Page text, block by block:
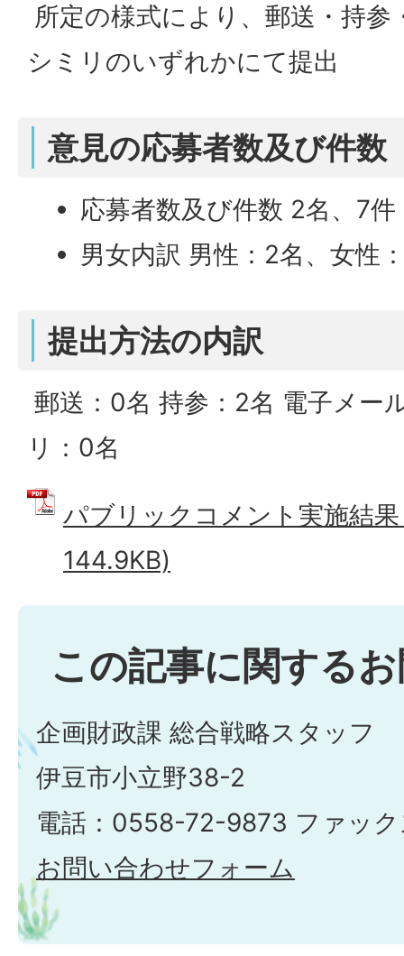
所定の様式により、郵送・持
シミリのいずれかにて提出
意見の応募者数及び件数
応募者数及び件数 2名、7件
男女内訳 男性：2名、女性
提出方法の内訳
郵送：0名 持参：2名 電子メー
リ：0名
パブリックコメント実施結
144.9KB)
この記事に関する
企画財政課 総合戦略スタッフ
伊豆市小立野38-2
電話：0558-72-9873 ファッ
お問い合わせフォーム